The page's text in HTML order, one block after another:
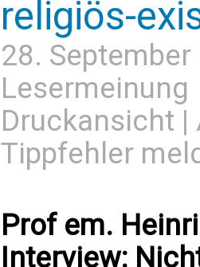
religiös-
28.
Lesermeinung
Druckansicht |
Tippfehler
Prof em.
Interview: